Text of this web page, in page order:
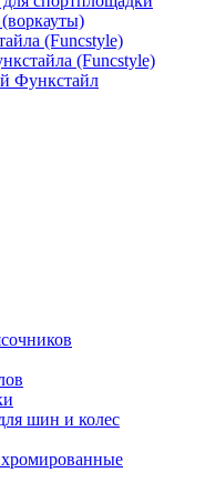
(Funcstyle)
(Funcstyle)
Функстайл
шин и колес
хромированные